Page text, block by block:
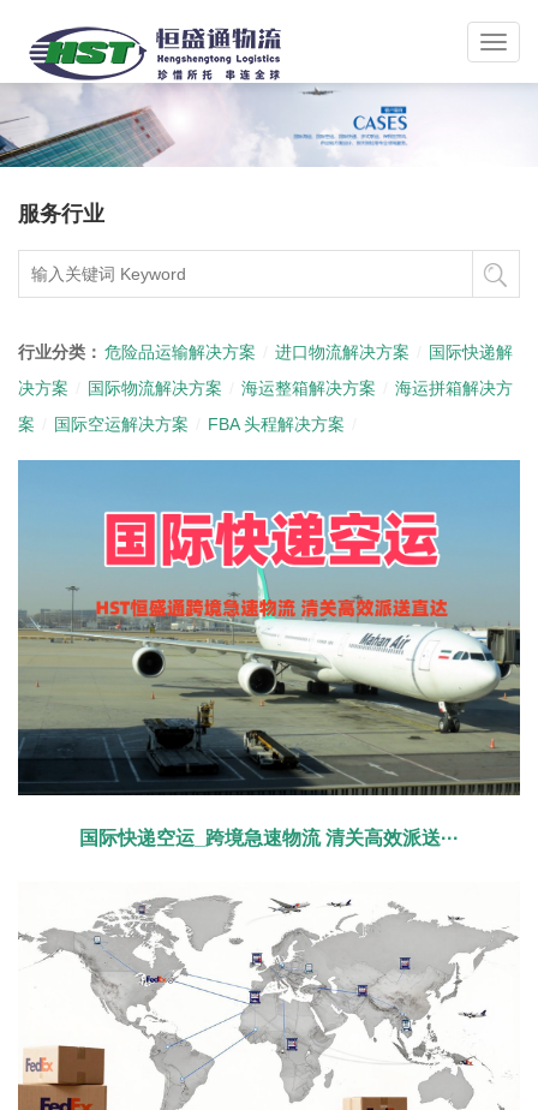
服务行业
行业分类： 危险品运输解决方案 进口物流解决方案
国际快递解
决方案
国际物流解决方案 海运整箱解决方案
海运拼箱解决方
案
国际空运解决方案 FBA 头程解决方案
国际快递空运_跨境急速物流 清关高效派送···